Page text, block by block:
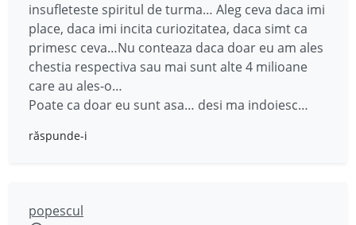
insufleteste spiritul de turma… Aleg ceva daca imi
place, daca imi incita curiozitatea, daca simt ca
primesc ceva…Nu conteaza daca doar eu am ales
chestia respectiva sau mai sunt alte 4 milioane
care au ales-o…
Poate ca doar eu sunt asa… desi ma indoiesc…
răspunde-i
popescul